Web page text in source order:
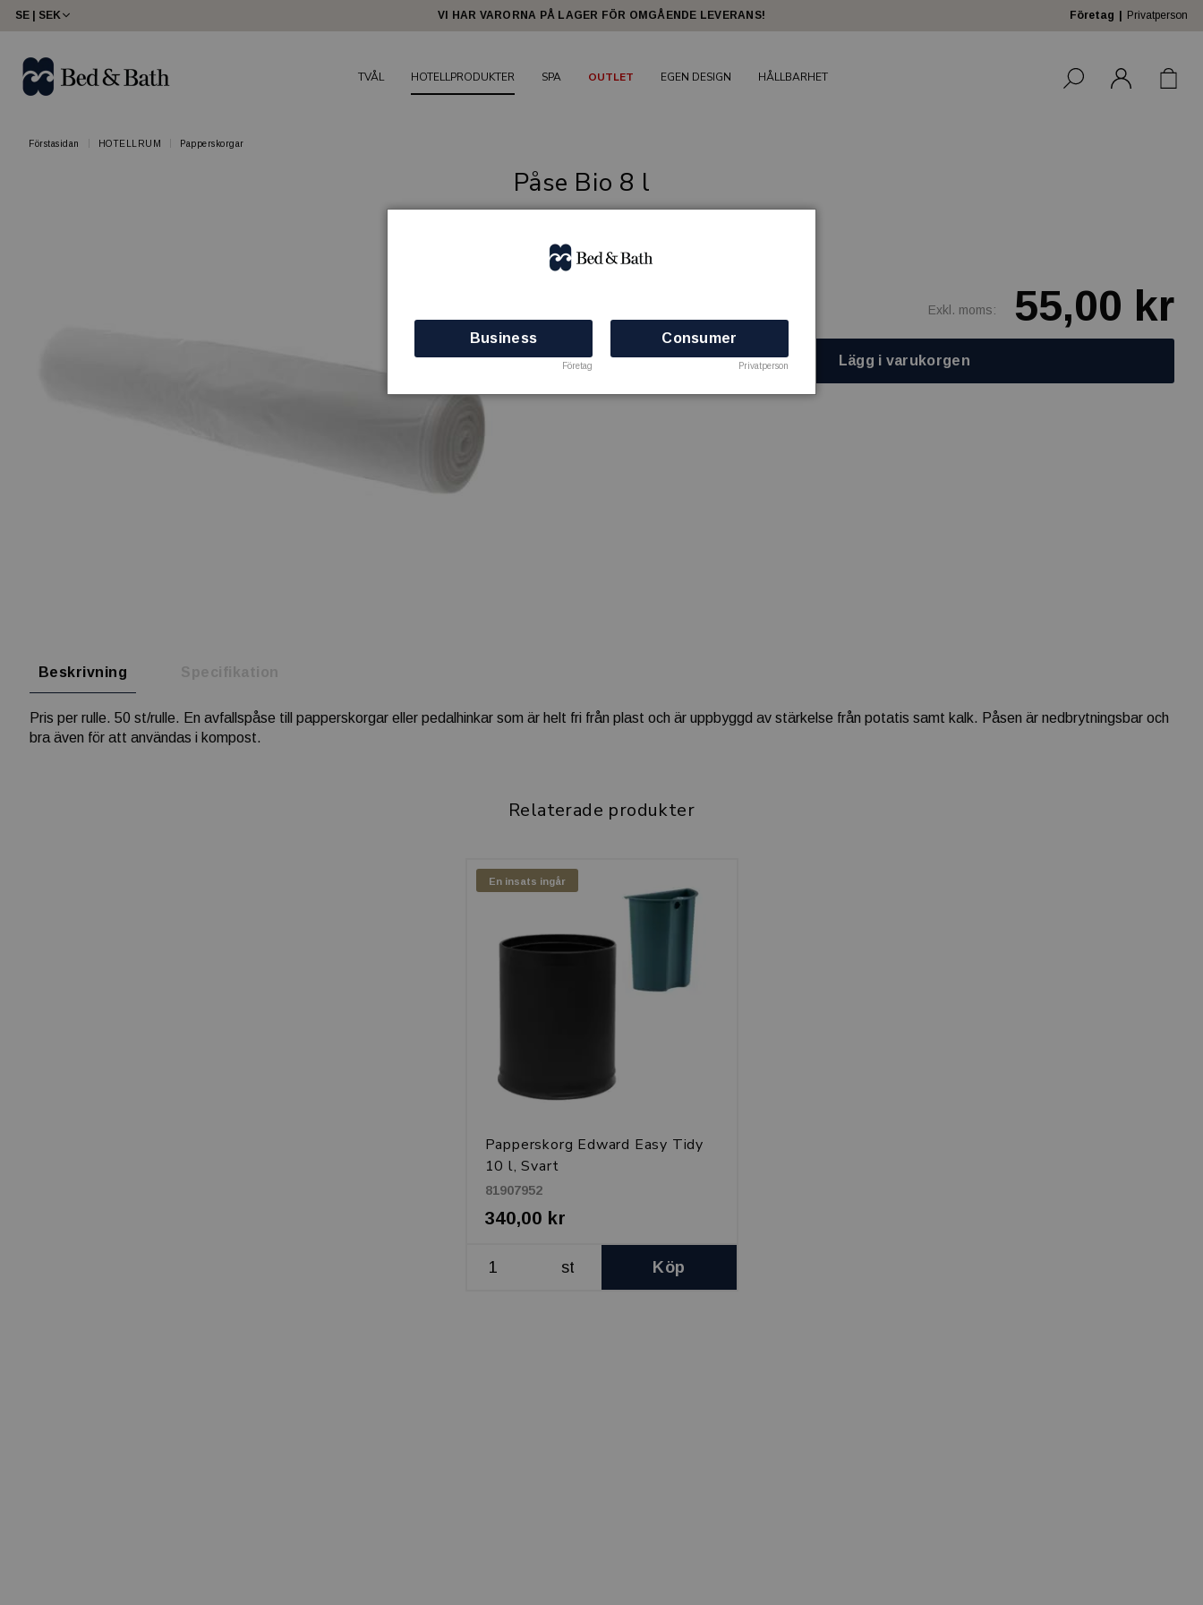
SE | SEK Företag Privatperson
VI HAR VARORNA PÅ LAGER FÖR OMGÅENDE LEVERANS!
TVÅL HOTELLPRODUKTER SPA OUTLET EGEN DESIGN HÅLLBARHET
Förstasidan HOTELLRUM Papperskorgar
Påse Bio 8 l
Artikelnr: 99000808
Minsta beställning: 32 st
Finns i lager Exkl. moms: 55,00 kr
Lägg i varukorgen
Beskrivning Specifikation
Pris per rulle. 50 st/rulle. En avfallspåse till papperskorgar eller pedalhinkar som är helt fri från plast och är uppbyggd av stärkelse från potatis samt kalk. Påsen är nedbrytningsbar och
bra även för att användas i kompost.
Relaterade produkter
En insats ingår
Papperskorg Edward Easy Tidy
10 l, Svart
81907952
340,00 kr
st Köp
Business
Företag
Consumer
Privatperson